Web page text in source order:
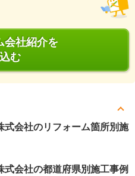
会社紹介を
む
式会社のリフォーム箇所別施
会社の都道府県別施工事例